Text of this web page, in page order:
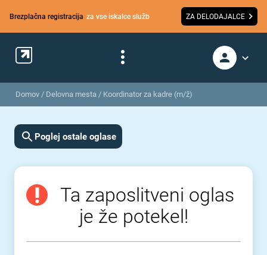
Brezplačna registracija za vse iskalce služb ZA DELODAJALCE
Domov / Delovna mesta / Koordinator za kadre (m/ž)
Poglej ostale oglase
Ta zaposlitveni oglas
je že potekel!